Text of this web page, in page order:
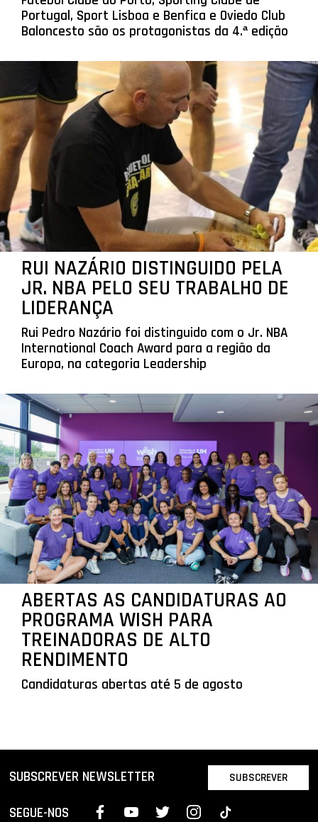
Portugal, Sport Lisboa e Benfica e Oviedo Club
Baloncesto são os protagonistas da 4.ª edição
RUI NAZÁRIO DISTINGUIDO PELA
JR. NBA PELO SEU TRABALHO DE
LIDERANÇA
Rui Pedro Nazário foi distinguido com o Jr. NBA
International Coach Award para a região da
Europa, na categoria Leadership
ABERTAS AS CANDIDATURAS AO
PROGRAMA WISH PARA
TREINADORAS DE ALTO
RENDIMENTO
Candidaturas abertas até 5 de agosto
SUBSCREVER NEWSLETTER SUBSCREVER
SEGUE-NOS